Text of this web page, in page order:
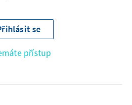
se
přístup